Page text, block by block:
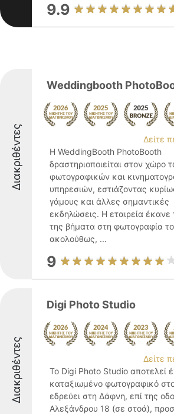
9.9
Διακριθέντες
Weddingbooth
Δείτε
Η WeddingBooth PhotoBooth
δραστηριοποιείται στον χώρο
φωτογραφικών και
υπηρεσιών, εστιάζοντας
γάμους και άλλες σημαντικές
εκδηλώσεις. Η εταιρεία
της βήματα στη φωτογραφία
ακολούθως, ...
9
Διακριθέντες
Digi Photo Studio
Δείτε
Το Digi Photo Studio αποτελεί
καταξιωμένο φωτογραφικό
εδρεύει στη Δάφνη, επί της
Αλεξάνδρου 18 (σε στοά),